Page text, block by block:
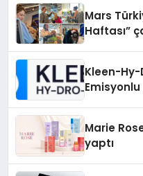
Mars
Haftası”
Kleen-Hy-
Marie
yaptı